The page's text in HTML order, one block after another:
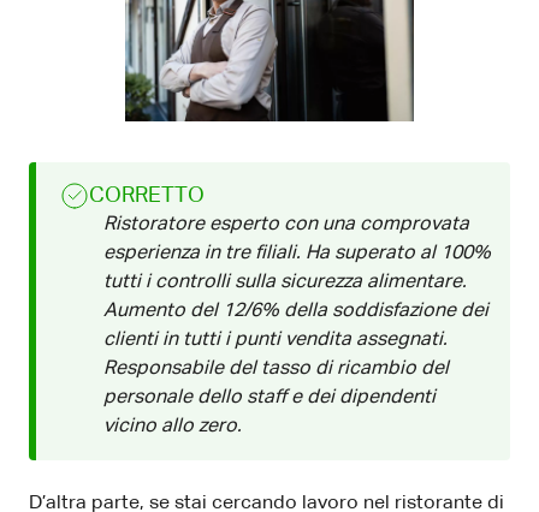
CORRETTO
Ristoratore esperto con una comprovata
esperienza in tre filiali. Ha superato al 100%
tutti i controlli sulla sicurezza alimentare.
Aumento del 12/6% della soddisfazione dei
clienti in tutti i punti vendita assegnati.
Responsabile del tasso di ricambio del
personale dello staff e dei dipendenti
vicino allo zero.
D’altra parte, se stai cercando lavoro nel ristorante di